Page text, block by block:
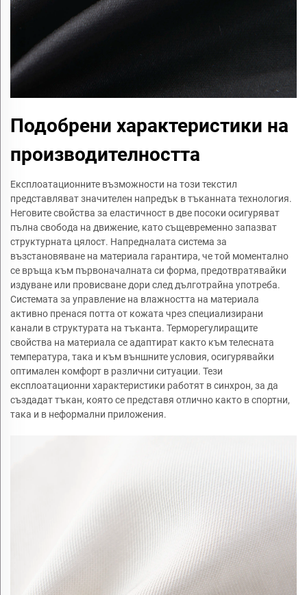
Подобрени характеристики на
производителността
Експлоатационните възможности на този текстил
представляват значителен напредък в тъканната технология.
Неговите свойства за еластичност в две посоки осигуряват
пълна свобода на движение, като същевременно запазват
структурната цялост. Напредналата система за
възстановяване на материала гарантира, че той моментално
се връща към първоначалната си форма, предотвратявайки
издуване или провисване дори след дълготрайна употреба.
Системата за управление на влажността на материала
активно пренася потта от кожата чрез специализирани
канали в структурата на тъканта. Терморегулиращите
свойства на материала се адаптират както към телесната
температура, така и към външните условия, осигурявайки
оптимален комфорт в различни ситуации. Тези
експлоатационни характеристики работят в синхрон, за да
създадат тъкан, която се представя отлично както в спортни,
така и в неформални приложения.